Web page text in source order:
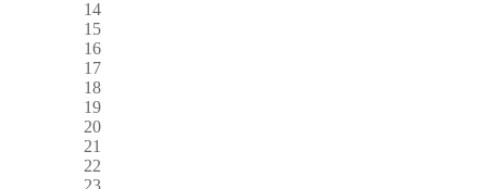
14
15
16
17
18
19
20
21
22
23